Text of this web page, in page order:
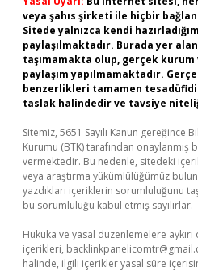
veya şahıs şirketi ile hiçbir
Sitede yalnızca kendi
paylaşılmaktadır. Burada yer
taşımamakta olup, gerçek kurum
paylaşım yapılmamaktadır.
benzerlikleri tamamen
taslak halindedir ve tavsiye
Sitemiz, 5651 Sayılı Kanun gereğince
Kurumu (BTK) tarafından onaylanmış
vermektedir. Bu nedenle, sitedeki
veya araştırma yükümlülüğümüz
yazdıkları içeriklerin sorumluluğunu
bu sorumluluğu kabul etmiş sayılırlar.
Hukuka ve yasal düzenlemelere
içerikleri,
halinde, ilgili içerikler yasal süre